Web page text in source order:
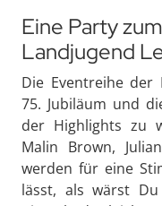
Eine Party
Landjugend
Die Eventreihe der
75. Jubiläum und
der Highlights zu
Malin Brown,
werden für eine
lässt, als wärst